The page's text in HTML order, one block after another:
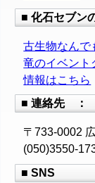
■ 化石セブン
古生物なんで
竜のイベント
情報はこちら
■ 連絡先 ：
〒733-0002
(050)3550-
■ SNS